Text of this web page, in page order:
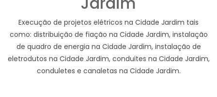
Execução de projetos elétricos na Cidade Jardim tais
como: distribuição de fiação na Cidade Jardim, instalação
de quadro de energia na Cidade Jardim, instalação de
eletrodutos na Cidade Jardim, conduites na Cidade Jardim,
conduletes e canaletas na Cidade Jardim.